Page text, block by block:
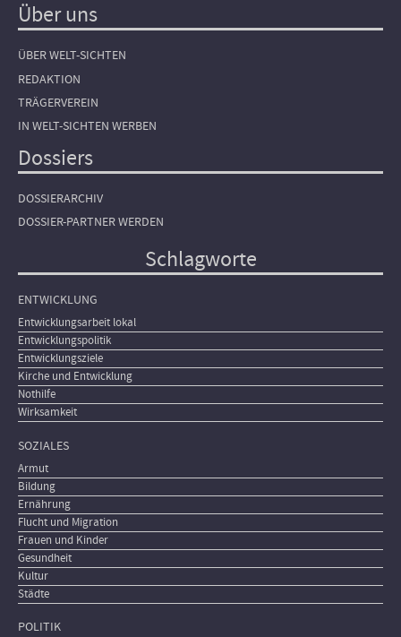
Über uns
ÜBER WELT-SICHTEN
REDAKTION
TRÄGERVEREIN
IN WELT-SICHTEN WERBEN
Dossiers
DOSSIERARCHIV
DOSSIER-PARTNER WERDEN
Schlagworte
ENTWICKLUNG
Entwicklungsarbeit lokal
Entwicklungspolitik
Entwicklungsziele
Kirche und Entwicklung
Nothilfe
Wirksamkeit
SOZIALES
Armut
Bildung
Ernährung
Flucht und Migration
Frauen und Kinder
Gesundheit
Kultur
Städte
POLITIK